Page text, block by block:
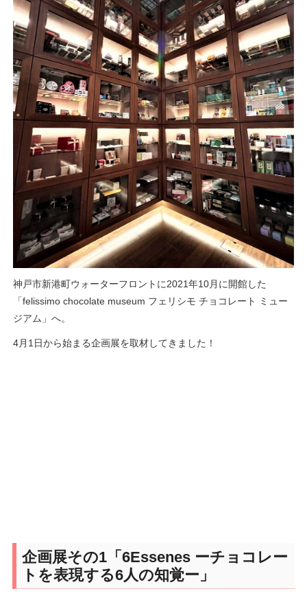
神戸市新港町ウォーターフロントに2021年10月に開館した
「felissimo chocolate museum フェリシモ チョコレート ミュー
ジアム」へ。
4月1日から始まる企画展を取材してきました！
企画展その1「6Essenes ーチョコレー
トを表現する6人の知覚ー」